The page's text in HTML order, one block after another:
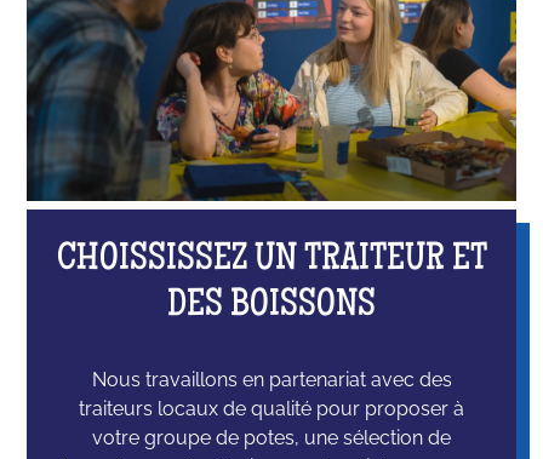
CHOISSISSEZ UN TRAITEUR ET
DES BOISSONS
Nous travaillons en partenariat avec des
traiteurs locaux de qualité pour proposer à
votre groupe de potes, une sélection de